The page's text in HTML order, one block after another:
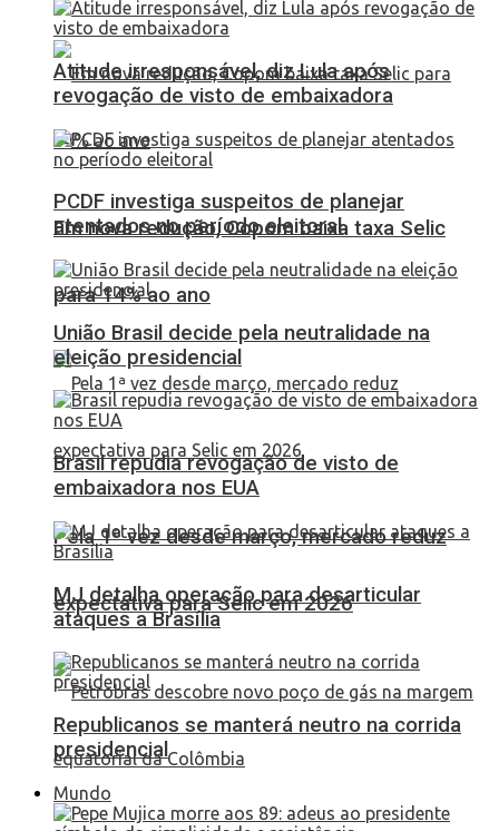
Em nova redução, Copom baixa taxa Selic
para 14% ao ano
Pela 1ª vez desde março, mercado reduz
expectativa para Selic em 2026
Atitude irresponsável, diz Lula após
revogação de visto de embaixadora
PCDF investiga suspeitos de planejar
atentados no período eleitoral
União Brasil decide pela neutralidade na
eleição presidencial
Brasil repudia revogação de visto de
embaixadora nos EUA
MJ detalha operação para desarticular
ataques a Brasília
Republicanos se manterá neutro na corrida
presidencial
Mundo